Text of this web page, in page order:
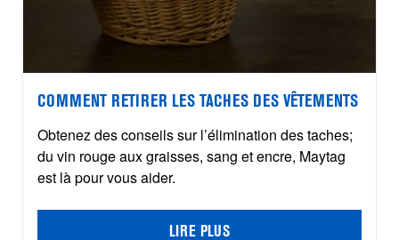
COMMENT RETIRER LES TACHES DES VÊTEMENTS
Obtenez des conseils sur l’élimination des taches;
du vin rouge aux graisses, sang et encre, Maytag
est là pour vous aider.
LIRE PLUS